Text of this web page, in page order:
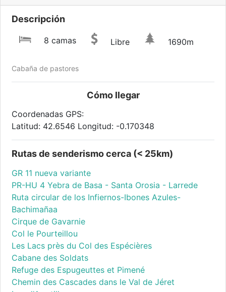
Descripción
8 camas Libre 1690m
Cabaña de pastores
Cómo llegar
Coordenadas GPS:
Latitud: 42.6546 Longitud: -0.170348
Rutas de senderismo cerca (< 25km)
GR 11 nueva variante
PR-HU 4 Yebra de Basa - Santa Orosia - Larrede
Ruta circular de los Infiernos-Ibones Azules-
Bachimañaa
Cirque de Gavarnie
Col le Pourteillou
Les Lacs près du Col des Espécières
Cabane des Soldats
Refuge des Espugeuttes et Pimené
Chemin des Cascades dans le Val de Jéret